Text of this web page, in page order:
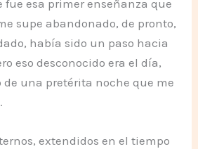
fue esa primer enseñanza que
supe abandonado, de pronto,
había sido un paso hacia
eso desconocido era el día,
una pretérita noche que me
extendidos en el tiempo